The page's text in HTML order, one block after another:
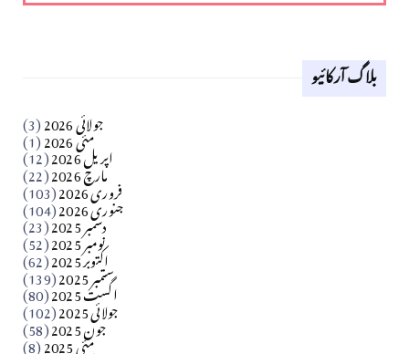
Apr 18, 2026
بلاگ آرکائیو
جولائی 2026 (3) مئی 2026 (1) اپریل 2026 (12) مارچ 2026 (22) فروری 2026 (103) جنوری 2026 (104) دسمبر 2025 (23) نومبر 2025 (52) اکتوبر 2025 (62) ستمبر 2025 (139) اگست 2025 (80) جولائی 2025 (102) جون 2025 (58) مئی 2025 (8)